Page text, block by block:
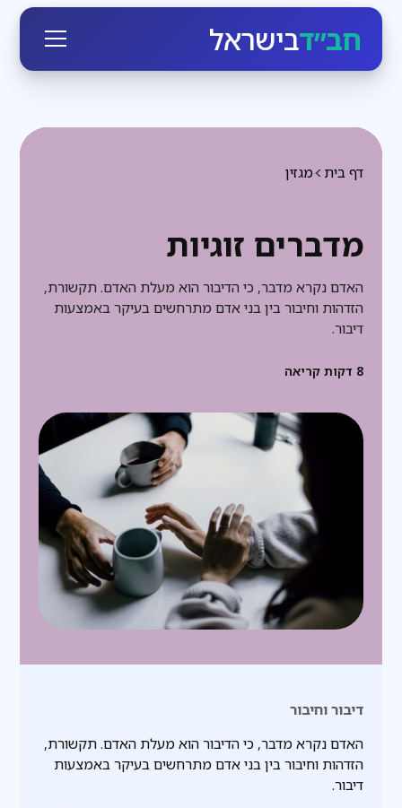
חב״דבישראל
מגזין דף בית
מדברים זוגיות
האדם נקרא מדבר, כי הדיבור הוא מעלת האדם. תקשורת,
הזדהות וחיבור בין בני אדם מתרחשים בעיקר באמצעות
דיבור.
8 דקות קריאה
דיבור וחיבור
האדם נקרא מדבר, כי הדיבור הוא מעלת האדם. תקשורת,
הזדהות וחיבור בין בני אדם מתרחשים בעיקר באמצעות
דיבור.